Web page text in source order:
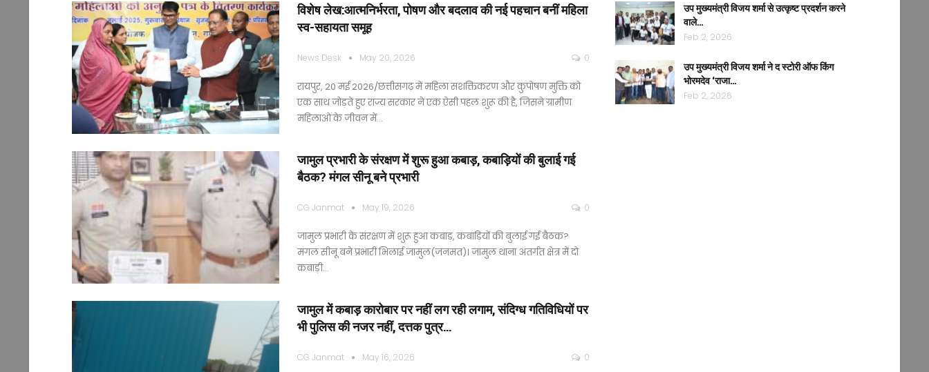
विशेष लेख:आत्मनिर्भरता, पोषण और बदलाव की नई पहचान बनीं महिला
स्व-सहायता समूह
News Desk May 20, 2026 0
रायपुर, 20 मई 2026/छत्तीसगढ़ में महिला सशक्तिकरण और कुपोषण मुक्ति को
एक साथ जोड़ते हुए राज्य सरकार ने एक ऐसी पहल शुरू की है, जिसने ग्रामीण
महिलाओं के जीवन में…
जामुल प्रभारी के संरक्षण में शुरू हुआ कबाड़, कबाड़ियों की बुलाई गई
बैठक? मंगल सीनू बने प्रभारी
CG Janmat May 19, 2026 0
जामुल प्रभारी के संरक्षण में शुरू हुआ कबाड़, कबाड़ियों की बुलाई गई बैठक?
मंगल सीनू बने प्रभारी भिलाई जामुल(जनमत)। जामुल थाना अंतर्गत क्षेत्र में दो
कबाड़ी…
जामुल में कबाड़ कारोबार पर नहीं लग रही लगाम, संदिग्ध गतिविधियों पर
भी पुलिस की नजर नहीं, दत्तक पुत्र…
CG Janmat May 16, 2026 0
उप मुख्यमंत्री विजय शर्मा से उत्कृष्ट प्रदर्शन करने
वाले…
Feb 2, 2026
उप मुख्यमंत्री विजय शर्मा ने द स्टोरी ऑफ किंग
भोरमदेव ‘राजा…
Feb 2, 2026